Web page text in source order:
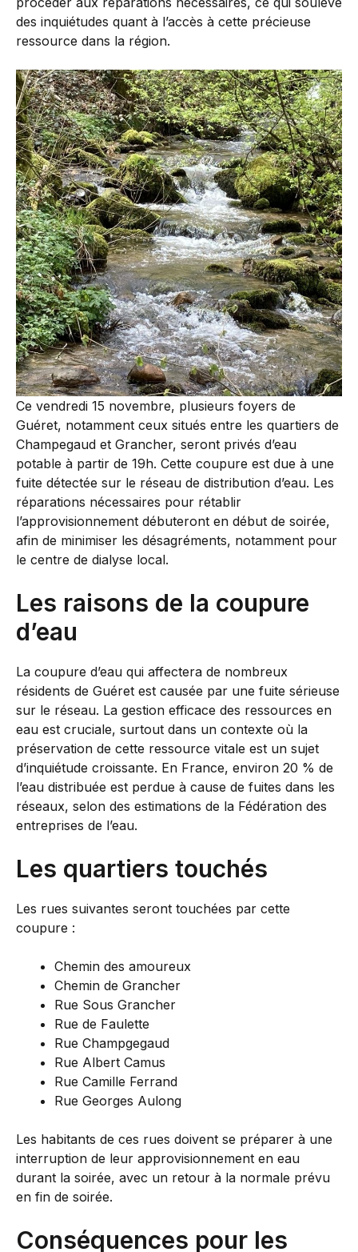
des inquiétudes quant à l’accès à cette précieuse
ressource dans la région.
Ce vendredi 15 novembre, plusieurs foyers de
Guéret, notamment ceux situés entre les quartiers de
Champegaud et Grancher, seront privés d’eau
potable à partir de 19h. Cette coupure est due à une
fuite détectée sur le réseau de distribution d’eau. Les
réparations nécessaires pour rétablir
l’approvisionnement débuteront en début de soirée,
afin de minimiser les désagréments, notamment pour
le centre de dialyse local.
Les raisons de la coupure
d’eau
La coupure d’eau qui affectera de nombreux
résidents de Guéret est causée par une fuite sérieuse
sur le réseau. La gestion efficace des ressources en
eau est cruciale, surtout dans un contexte où la
préservation de cette ressource vitale est un sujet
d’inquiétude croissante. En France, environ 20 % de
l’eau distribuée est perdue à cause de fuites dans les
réseaux, selon des estimations de la Fédération des
entreprises de l’eau.
Les quartiers touchés
Les rues suivantes seront touchées par cette
coupure :
Chemin des amoureux
Chemin de Grancher
Rue Sous Grancher
Rue de Faulette
Rue Champgegaud
Rue Albert Camus
Rue Camille Ferrand
Rue Georges Aulong
Les habitants de ces rues doivent se préparer à une
interruption de leur approvisionnement en eau
durant la soirée, avec un retour à la normale prévu
en fin de soirée.
Conséquences pour les